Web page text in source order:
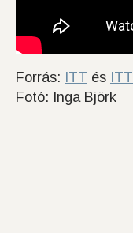
Forrás: ITT és ITT
Fotó: Inga Björk